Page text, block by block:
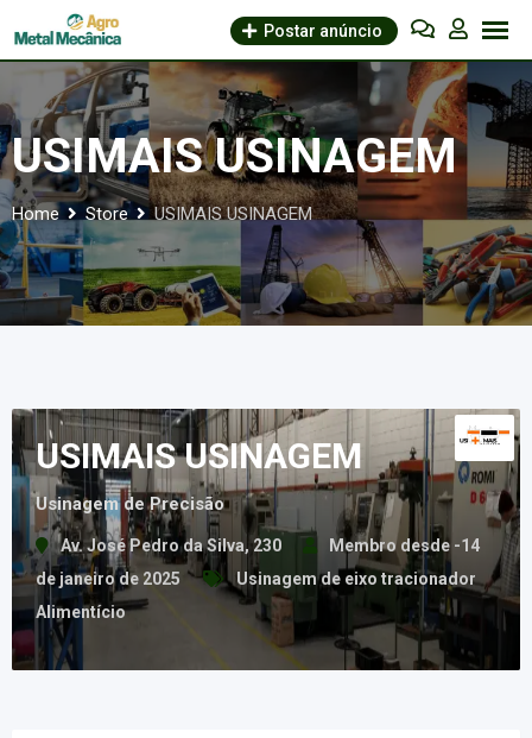
to
Postar anúncio
USIMAIS USINAGEM
Home Store USIMAIS USINAGEM
USIMAIS USINAGEM
Usinagem de Precisão
Av. José Pedro da Silva, 230
Membro desde -14
de janeiro de 2025
Usinagem de eixo tracionador
Alimentício